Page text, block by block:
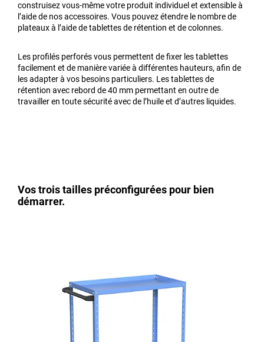
construisez vous-même votre produit individuel et extensible à
l’aide de nos accessoires. Vous pouvez étendre le nombre de
plateaux à l’aide de tablettes de rétention et de colonnes.
Les profilés perforés vous permettent de fixer les tablettes
facilement et de manière variée à différentes hauteurs, afin de
les adapter à vos besoins particuliers. Les tablettes de
rétention avec rebord de 40 mm permettant en outre de
travailler en toute sécurité avec de l’huile et d’autres liquides.
Vos trois tailles préconfigurées pour bien
démarrer.